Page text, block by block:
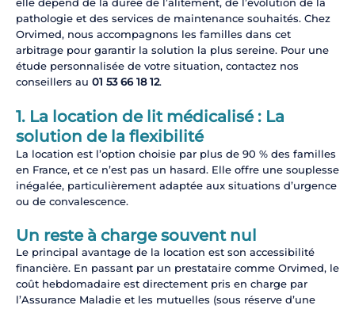
elle dépend de la durée de l’alitement, de l’évolution de la
pathologie et des services de maintenance souhaités. Chez
Orvimed, nous accompagnons les familles dans cet
arbitrage pour garantir la solution la plus sereine. Pour une
étude personnalisée de votre situation, contactez nos
conseillers au 01 53 66 18 12.
1. La location de lit médicalisé : La
solution de la flexibilité
La location est l’option choisie par plus de 90 % des familles
en France, et ce n’est pas un hasard. Elle offre une souplesse
inégalée, particulièrement adaptée aux situations d’urgence
ou de convalescence.
Un reste à charge souvent nul
Le principal avantage de la location est son accessibilité
financière. En passant par un prestataire comme Orvimed, le
coût hebdomadaire est directement pris en charge par
l’Assurance Maladie et les mutuelles (sous réserve d’une